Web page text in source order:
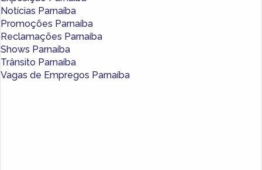
Notícias Parnaíba
Promoções Parnaíba
Reclamações Parnaíba
Shows Parnaíba
Trânsito Parnaíba
Vagas de Empregos Parnaíba